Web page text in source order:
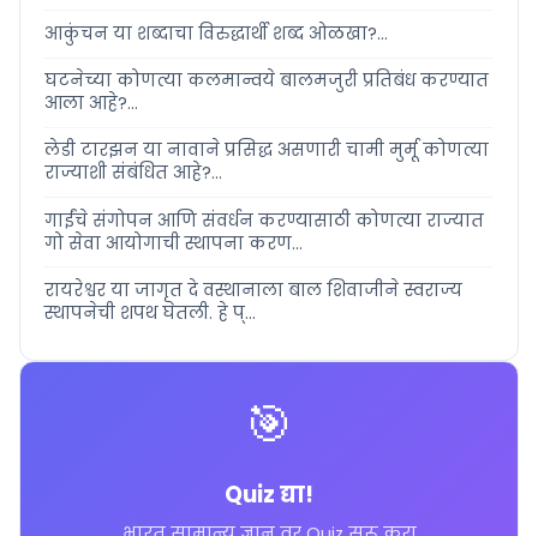
आकुंचन या शब्दाचा विरुद्धार्थी शब्द ओळखा?...
घटनेच्या कोणत्या कलमान्वये बालमजुरी प्रतिबंध करण्यात
आला आहे?...
लेडी टारझन या नावाने प्रसिद्ध असणारी चामी मुर्मू कोणत्या
राज्याशी संबंधित आहे?...
गाईंचे संगोपन आणि संवर्धन करण्यासाठी कोणत्या राज्यात
गो सेवा आयोगाची स्थापना करण...
रायरेश्वर या जागृत दे वस्थानाला बाल शिवाजीने स्वराज्य
स्थापनेची शपथ घेतली. हे प्...
🎯
Quiz द्या!